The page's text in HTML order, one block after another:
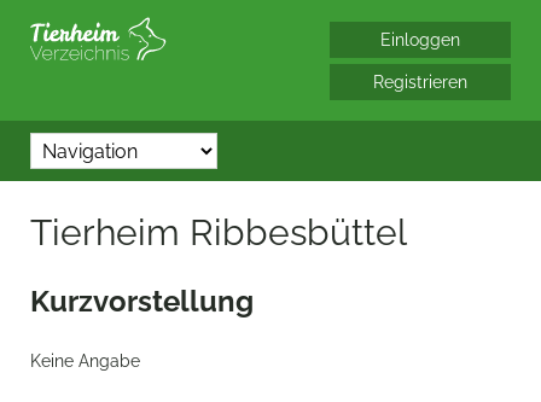
*/?> bool(false)
Tierheim Ribbesbüttel
Kurzvorstellung
Keine Angabe